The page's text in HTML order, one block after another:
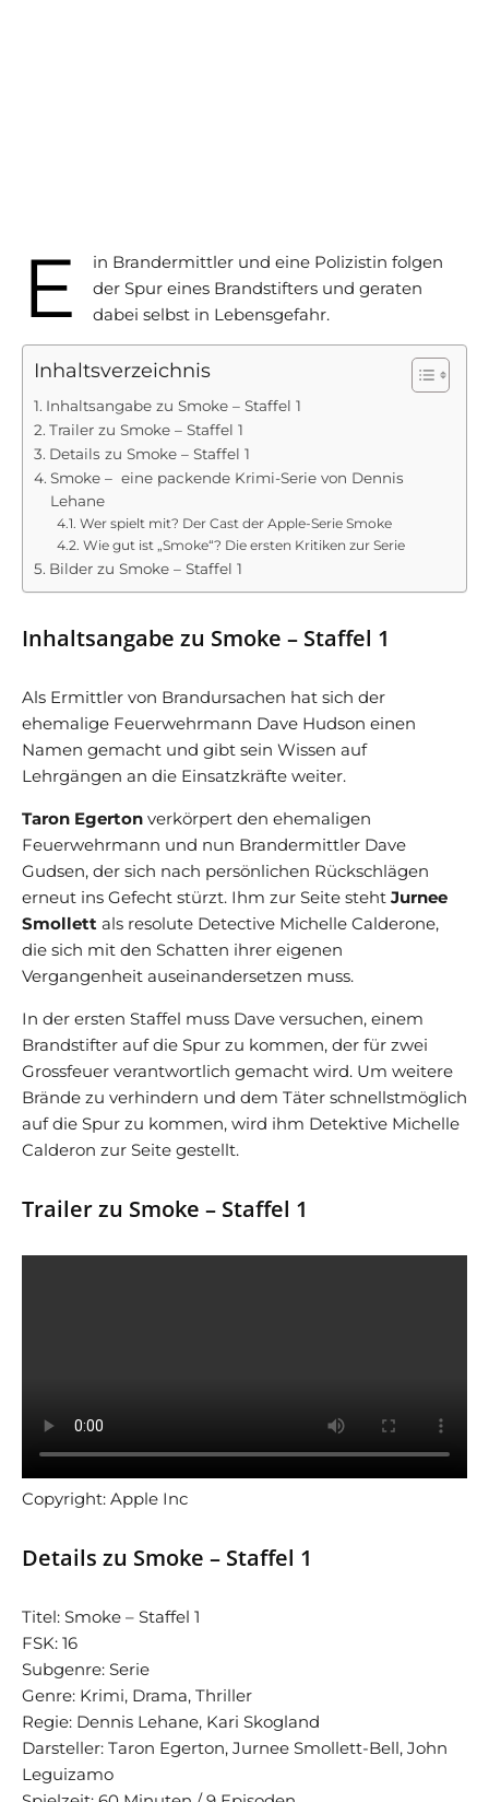
E
in Brandermittler und eine Polizistin folgen
der Spur eines Brandstifters und geraten
dabei selbst in Lebensgefahr.
Inhaltsverzeichnis
Inhaltsangabe zu Smoke – Staffel 1
Trailer zu Smoke – Staffel 1
Details zu Smoke – Staffel 1
Smoke – eine packende Krimi-Serie von Dennis
Lehane
Wer spielt mit? Der Cast der Apple-Serie Smoke
Wie gut ist „Smoke“? Die ersten Kritiken zur Serie
Bilder zu Smoke – Staffel 1
Inhaltsangabe zu Smoke – Staffel 1
Als Ermittler von Brandursachen hat sich der
ehemalige Feuerwehrmann Dave Hudson einen
Namen gemacht und gibt sein Wissen auf
Lehrgängen an die Einsatzkräfte weiter.
Taron Egerton verkörpert den ehemaligen
Feuerwehrmann und nun Brandermittler Dave
Gudsen, der sich nach persönlichen Rückschlägen
erneut ins Gefecht stürzt. Ihm zur Seite steht Jurnee
Smollett als resolute Detective Michelle Calderone,
die sich mit den Schatten ihrer eigenen
Vergangenheit auseinandersetzen muss.
In der ersten Staffel muss Dave versuchen, einem
Brandstifter auf die Spur zu kommen, der für zwei
Grossfeuer verantwortlich gemacht wird. Um weitere
Brände zu verhindern und dem Täter schnellstmöglich
auf die Spur zu kommen, wird ihm Detektive Michelle
Calderon zur Seite gestellt.
Trailer zu Smoke – Staffel 1
Copyright: Apple Inc
Details zu Smoke – Staffel 1
Titel: Smoke – Staffel 1
FSK: 16
Subgenre: Serie
Genre: Krimi, Drama, Thriller
Regie: Dennis Lehane, Kari Skogland
Darsteller: Taron Egerton, Jurnee Smollett-Bell, John
Leguizamo